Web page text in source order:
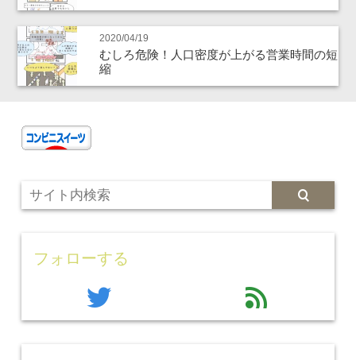
2020/04/19
むしろ危険！人口密度が上がる営業時間の短
縮
フォローする
twitter feed